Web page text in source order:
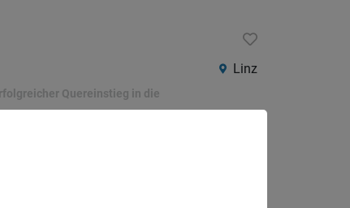
Linz
Quereinstieg in die